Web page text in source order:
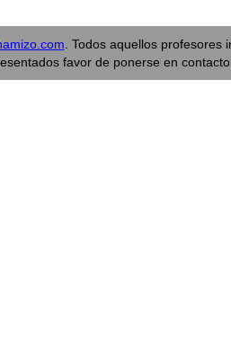
. Todos aquellos
favor de ponerse en